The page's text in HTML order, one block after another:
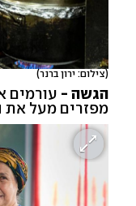
(צילום: ירון ברנר)
הגשה - עורמים
מפזרים מעל את